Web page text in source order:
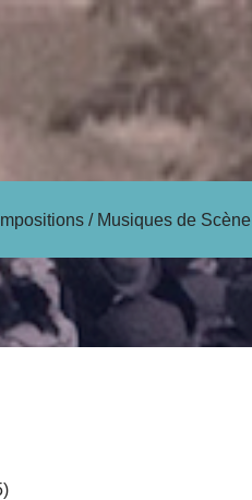
/ Musiques de Scène